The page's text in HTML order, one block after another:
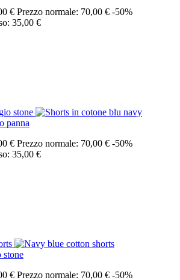
€ Prezzo normale: 70,00 € -50%
35,00 €
panna
€ Prezzo normale: 70,00 € -50%
35,00 €
stone
€ Prezzo normale: 70,00 € -50%